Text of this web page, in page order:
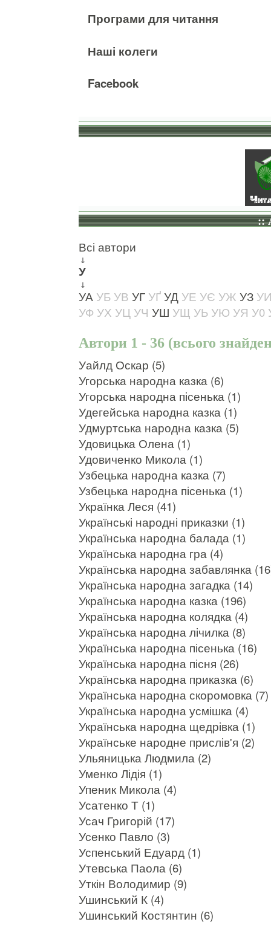
Програми для читання
Наші колеги
Facebook
::
Всі автори
↓
У
↓
УА УБ УВ УГ УҐУД УЕ УЄ УЖ УЗ
УФ УХ УЦ УЧ УШ УЩ УЬ УЮ УЯ У0
Автори 1 - 36 (всього
Уайлд Оскар (5)
Угорська народна казка (6)
Угорська народна пісенька (1)
Удегейська народна казка (1)
Удмуртська народна казка (5)
Удовицька Олена (1)
Удовиченко Микола (1)
Узбецька народна казка (7)
Узбецька народна пісенька (1)
Українка Леся (41)
Українські народні приказки (1)
Українська народна балада (1)
Українська народна гра (4)
Українська народна забавлянка
Українська народна загадка (14)
Українська народна казка (196)
Українська народна колядка (4)
Українська народна лічилка (8)
Українська народна пісенька (16)
Українська народна пісня (26)
Українська народна приказка (6)
Українська народна скоромовка (7)
Українська народна усмішка (4)
Українська народна щедрівка (1)
Українське народне прислів'я (2)
Ульяницька Людмила (2)
Уменко Лідія (1)
Упеник Микола (4)
Усатенко Т (1)
Усач Григорій (17)
Усенко Павло (3)
Успенський Едуард (1)
Утевська Паола (6)
Уткін Володимир (9)
Ушинський К (4)
Ушинський Костянтин (6)